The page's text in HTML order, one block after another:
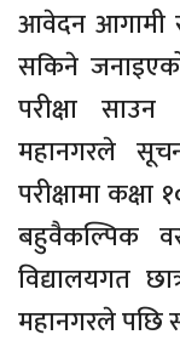
आवेदन आगामी
सकिने
परीक्षा
महानगरले
परीक्षामा
बहुवैकल्पिक
विद्यालयगत
महानगरले पछि